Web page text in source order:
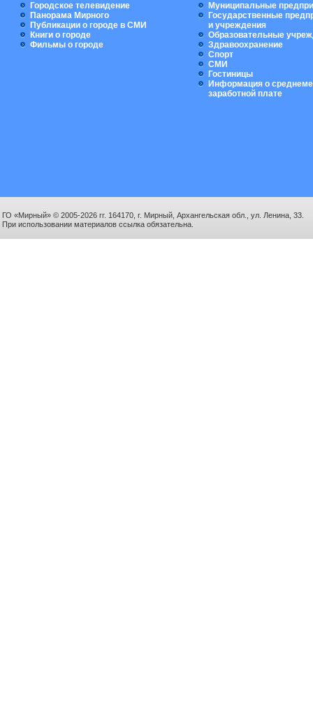
Городское телевидение
Панорама Мирного
Публикации о городе в СМИ
Книги о городе
Фильмы о городе
Муниципальные
Государственные
и учреждения
Образовательные
Здравоохранение
Спорт
СМИ
Гостиницы
Информация о
заработной плате
ГО «Мирный» © 2005-2026 гг. 164170, г. Мирный, Архангельская обл., ул. Ленина, 33.
При использовании материалов ссылка обязательна.